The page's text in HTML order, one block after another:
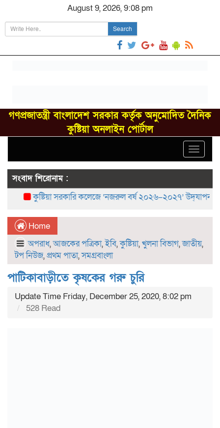
August 9, 2026, 9:08 pm
Search
গণপ্রজাতন্ত্রী বাংলাদেশ সরকার কর্তৃক অনুমোদিত দৈনিক
কুষ্টিয়া অনলাইন পোর্টাল
Toggle
সংবাদ শিরোনাম :
কুষ্টিয়া সরকারি কলেজে ‘নজরুল বর্ষ ২০২৬–২০২৭’ উদ্‌যাপন
Home
অপরাধ,আজকের পত্রিকা,ইবি,কুষ্টিয়া,খুলনা বিভাগ,জাতীয়,
টপ নিউজ,প্রথম পাতা,সমগ্রবাংলা
পাটিকাবাড়ীতে কৃষকের গরু চুরি
Update Time Friday, December 25, 2020, 8:02 pm
528 Read